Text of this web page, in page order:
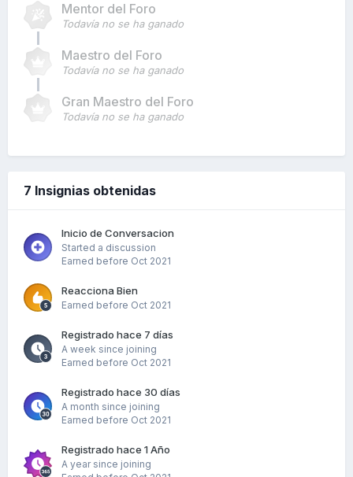
Mentor del Foro
Todavía no se ha ganado
Maestro del Foro
Todavía no se ha ganado
Gran Maestro del Foro
Todavía no se ha ganado
7 Insignias obtenidas
Inicio de Conversacion
Started a discussion
Earned before Oct 2021
Reacciona Bien
Earned before Oct 2021
Registrado hace 7 días
A week since joining
Earned before Oct 2021
Registrado hace 30 días
A month since joining
Earned before Oct 2021
Registrado hace 1 Año
A year since joining